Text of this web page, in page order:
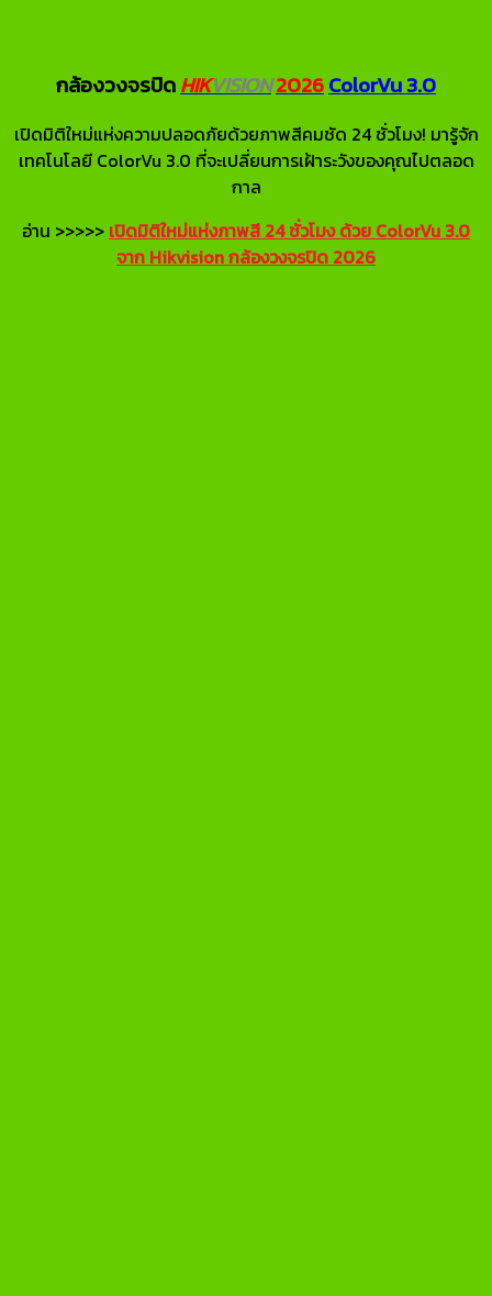
กล้องวงจรปิดHIKVISION2026ColorVu 3.0
เปิดมิติใหม่แห่งความปลอดภัยด้วยภาพสีคมชัด 24 ชั่วโมง! มารู้จัก
เทคโนโลยี ColorVu 3.0 ที่จะเปลี่ยนการเฝ้าระวังของคุณไปตลอด
กาล
อ่าน >>>>> เปิดมิติใหม่แห่งภาพสี 24 ชั่วโมง ด้วย ColorVu 3.0
จาก Hikvision กล้องวงจรปิด 2026